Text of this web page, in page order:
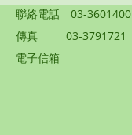
聯絡電話
03-3601400
傳真
03-3791721
電子信箱